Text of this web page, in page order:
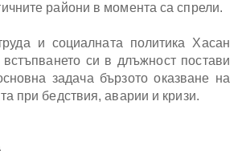
райони в момента са спрели.
и социалната политика Хасан
си в длъжност постави
задача бързото оказване на
при бедствия, аварии и кризи.